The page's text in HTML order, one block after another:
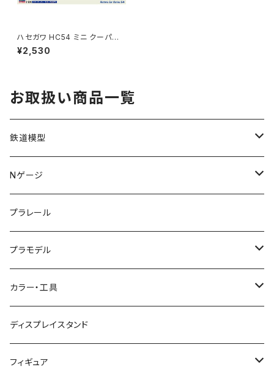
ハセガワ HC54 ミニ クーパー
1.3i 車 プラモ （新品 在庫
品）
¥2,530
お取扱い商品一覧
鉄道模型
KATO (N)
TOMIX (N)
マイクロエース (N)
グリーンマックス (N)
その他メーカー (N)
KATO (HO)
Nゲージ
車両
入門セット
レール
ストラクチャー
プラレール
プラモデル
ガンプラ
PG
カーモデル（車プラモ）
バイクプラモ
カラー・工具
工具（ツール）
塗料
ディスプレイスタンド
フィギュア